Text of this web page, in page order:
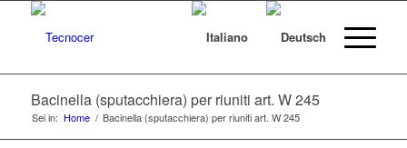
Bacinella (sputacchiera) per riuniti art. W 245
Sei in: Home / Bacinella (sputacchiera) per riuniti art. W 245